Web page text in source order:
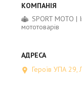
SPORT MOTO |
мототоварів
Героїв УПА 29,